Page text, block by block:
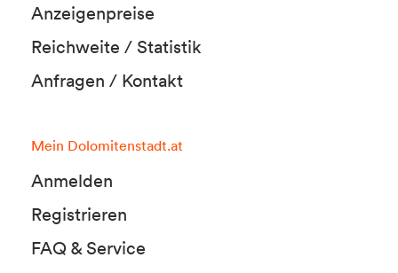
Anzeigenpreise
Reichweite / Statistik
Anfragen / Kontakt
Mein Dolomitenstadt.at
Anmelden
Registrieren
FAQ & Service